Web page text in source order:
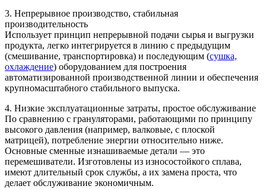
3. Непрерывное производство, стабильная
производительность
Использует принцип непрерывной подачи сырья и выгрузки
продукта, легко интегрируется в линию с предыдущим
(смешивание, транспортировка) и последующим (сушка,
охлаждение) оборудованием для построения
автоматизированной производственной линии и обеспечения
крупномасштабного стабильного выпуска.
4. Низкие эксплуатационные затраты, простое обслуживание
По сравнению с грануляторами, работающими по принципу
высокого давления (например, валковые, с плоской
матрицей), потребление энергии относительно ниже.
Основные сменные изнашиваемые детали — это
перемешиватели. Изготовлены из износостойкого сплава,
имеют длительный срок службы, а их замена проста, что
делает обслуживание экономичным.